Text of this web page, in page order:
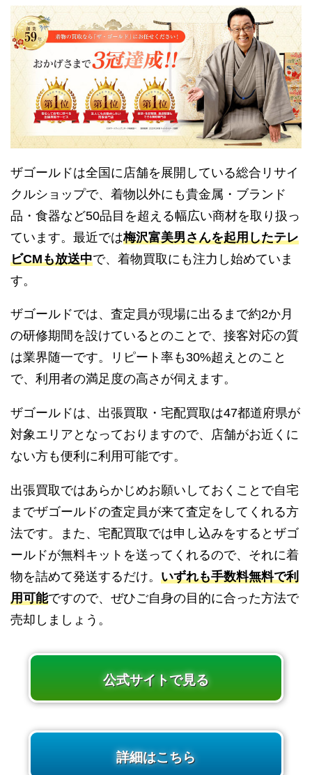
ザゴールドは全国に店舗を展開している総合リサイ
クルショップで、着物以外にも貴金属・ブランド
品・食器など50品目を超える幅広い商材を取り扱っ
ています。最近では梅沢富美男さんを起用したテレ
ビCMも放送中で、着物買取にも注力し始めていま
す。
ザゴールドでは、査定員が現場に出るまで約2か月
の研修期間を設けているとのことで、接客対応の質
は業界随一です。リピート率も30%超えとのこと
で、利用者の満足度の高さが伺えます。
ザゴールドは、出張買取・宅配買取は47都道府県が
対象エリアとなっておりますので、店舗がお近くに
ない方も便利に利用可能です。
出張買取ではあらかじめお願いしておくことで自宅
までザゴールドの査定員が来て査定をしてくれる方
法です。また、宅配買取では申し込みをするとザゴ
ールドが無料キットを送ってくれるので、それに着
物を詰めて発送するだけ。 いずれも手数料無料で利
用可能ですので、ぜひご自身の目的に合った方法で
売却しましょう。
公式サイトで見る
詳細はこちら